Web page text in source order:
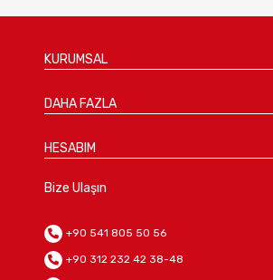
KURUMSAL
DAHA FAZLA
HESABIM
Bize Ulaşın
+90 541 805 50 56
+90 312 232 42 38-48